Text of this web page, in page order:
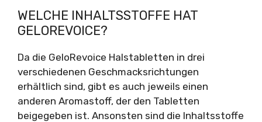
WELCHE INHALTSSTOFFE HAT
GELOREVOICE?
Da die GeloRevoice Halstabletten in drei
verschiedenen Geschmacksrichtungen
erhältlich sind, gibt es auch jeweils einen
anderen Aromastoff, der den Tabletten
beigegeben ist. Ansonsten sind die Inhaltsstoffe